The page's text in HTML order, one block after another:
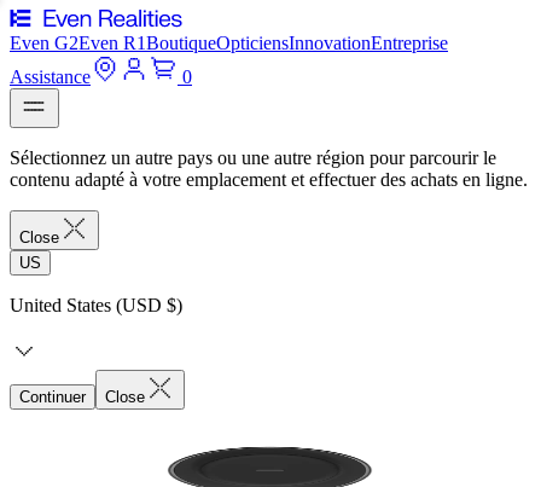
Even G2Even R1BoutiqueOpticiensInnovationEntreprise
Assistance
0
Sélectionnez un autre pays ou une autre région pour parcourir le
contenu adapté à votre emplacement et effectuer des achats en ligne.
Close
US
United States (USD $)
Continuer Close